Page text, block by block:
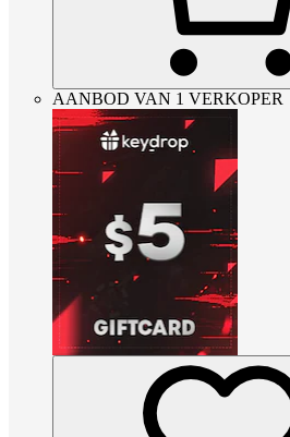
AANBOD VAN 1 VERKOPER